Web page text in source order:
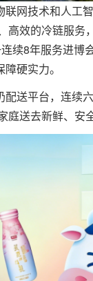
网技术和人工
高效的冷链服务
续8年服务进博
硬实力。
送平台，连续
庭送去新鲜、安